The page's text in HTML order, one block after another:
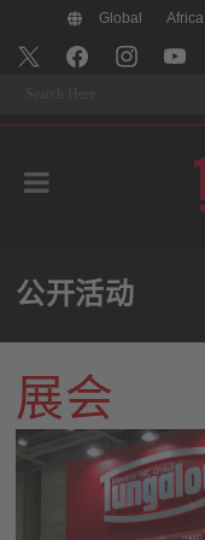
Global Africa
公开活动
展会